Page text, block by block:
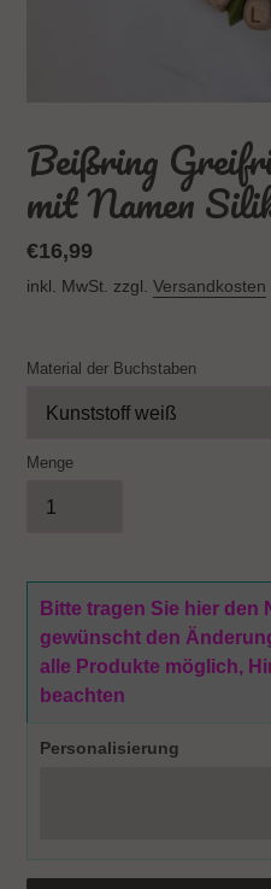
Beißring
mit Namen
Normaler
Preis
€16,99
inkl. MwSt. zzgl. Versandkosten
Material der Buchstaben
Menge
Bitte tragen Sie hier den
gewünscht den
alle Produkte möglich,
beachten
Personalisierung